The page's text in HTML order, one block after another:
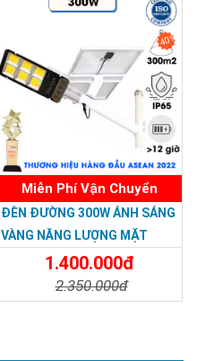
40%
Miễn Phí Vận Chuyển
ĐÈN ĐƯỜNG 300W ÁNH SÁNG
VÀNG NĂNG LƯỢNG MẶT
TRỜI - Solar Light 300W
1.400.000đ
2.350.000đ